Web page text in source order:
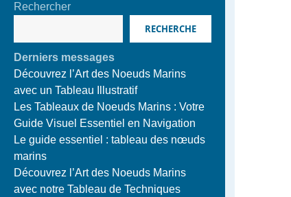
Rechercher
RECHERCHE
Derniers messages
Découvrez l’Art des Noeuds Marins
avec un Tableau Illustratif
Les Tableaux de Noeuds Marins : Votre
Guide Visuel Essentiel en Navigation
Le guide essentiel : tableau des nœuds
marins
Découvrez l’Art des Noeuds Marins
avec notre Tableau de Techniques